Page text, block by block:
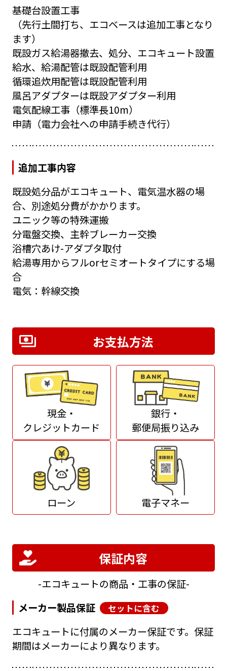
基礎台設置工事
（先行土間打ち、エコベースは追加工事となり
ます）
既設ガス給湯器撤去、処分、エコキュート設置
給水、給湯配管は既設配管利用
循環追炊用配管は既設配管利用
風呂アダプターは既設アダプター利用
電気配線工事（標準長10m）
申請（電力会社への申請手続き代行）
追加工事内容
既設処分品がエコキュート、電気温水器の場
合、別途処分費がかかります。
ユニック等の特殊運搬
分電盤交換、主幹ブレーカー交換
浴槽穴あけ-アダプタ取付
給湯専用からフルorセミオートタイプにする場
合
電気：幹線交換
お支払方法
現金・
クレジットカード
銀行・
郵便局振り込み
ローン 電子マネー
保証内容
エコキュートの商品・工事の保証
メーカー製品保証
セットに含む
エコキュートに付属のメーカー保証です。保証
期間はメーカーにより異なります。